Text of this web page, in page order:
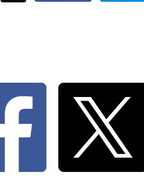
難、引っ越し、昼逃げ……